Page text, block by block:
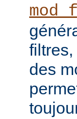
des